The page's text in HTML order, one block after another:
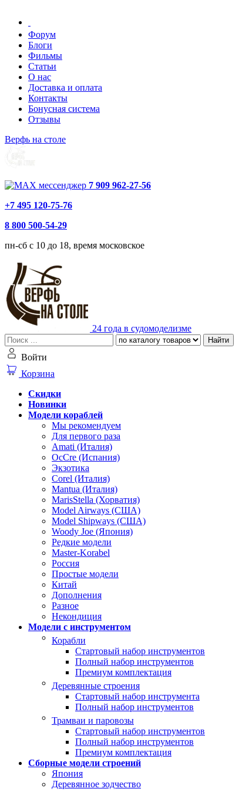
Форум
Блоги
Фильмы
Статьи
О нас
Доставка и оплата
Контакты
Бонусная система
Отзывы
Верфь на столе
7 909 962-27-56
+7 495 120-75-76
8 800 500-54-29
пн-сб с 10 до 18, время московское
24 года в судомоделизме
Найти
Войти
Корзина
Скидки
Новинки
Модели кораблей
Мы рекомендуем
Для первого раза
Amati (Италия)
OcCre (Испания)
Экзотика
Corel (Италия)
Mantua (Италия)
MarisStella (Хорватия)
Model Airways (США)
Model Shipways (США)
Woody Joe (Япония)
Редкие модели
Master-Korabel
Россия
Простые модели
Китай
Дополнения
Разное
Некондиция
Модели с инструментом
Корабли
Стартовый набор инструментов
Полный набор инструментов
Премиум комплектация
Деревянные строения
Стартовый набор инструмента
Полный набор инструментов
Трамваи и паровозы
Стартовый набор инструментов
Полный набор инструментов
Премиум комплектация
Сборные модели строений
Япония
Деревянное зодчество